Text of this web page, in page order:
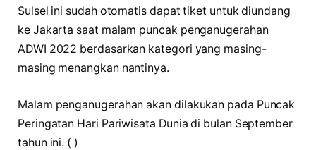
Sulsel ini sudah otomatis dapat tiket untuk diundang
ke Jakarta saat malam puncak penganugerahan
ADWI 2022 berdasarkan kategori yang masing-
masing menangkan nantinya.
Malam penganugerahan akan dilakukan pada Puncak
Peringatan Hari Pariwisata Dunia di bulan September
tahun ini. ( )